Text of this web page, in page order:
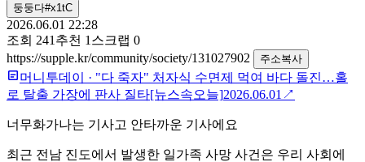
둥둥다#x1tC
2026.06.01 22:28
조회 241 추천 1 스크랩 0
https://supple.kr/community/society/131027902
주소복사
머니투데이 · "다 죽자" 처자식 수면제 먹여 바다 돌진…홀
로 탈출 가장에 판사 질타[뉴스속오늘]2026.06.01 ↗
너무화가나는 기사고 안타까운 기사에요
최근 전남 진도에서 발생한 일가족 사망 사건은 우리 사회에